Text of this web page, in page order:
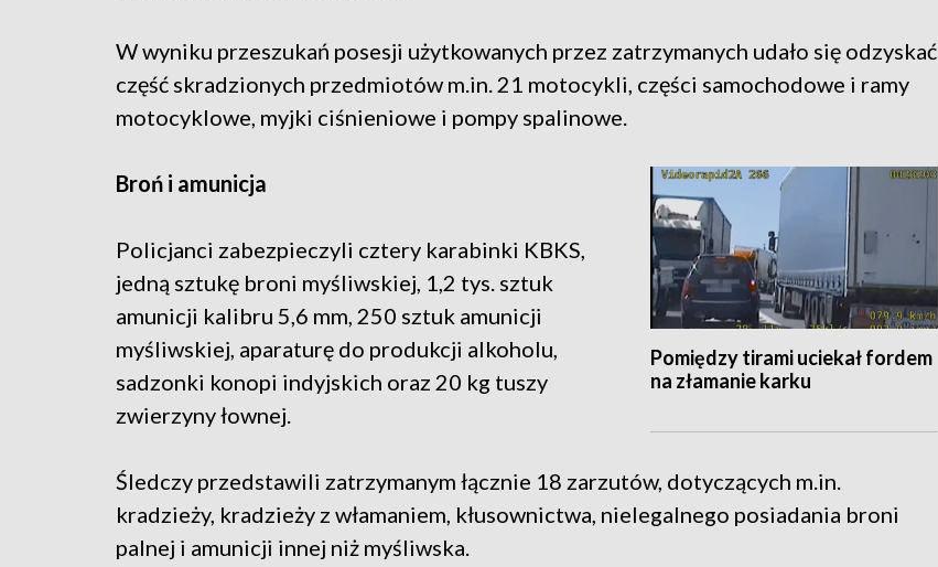
W wyniku przeszukań posesji użytkowanych przez zatrzymanych udało się odzyskać
część skradzionych przedmiotów m.in. 21 motocykli, części samochodowe i ramy
motocyklowe, myjki ciśnieniowe i pompy spalinowe.
Pomiędzy tirami uciekał fordem
na złamanie karku
Broń i amunicja
Policjanci zabezpieczyli cztery karabinki KBKS,
jedną sztukę broni myśliwskiej, 1,2 tys. sztuk
amunicji kalibru 5,6 mm, 250 sztuk amunicji
myśliwskiej, aparaturę do produkcji alkoholu,
sadzonki konopi indyjskich oraz 20 kg tuszy
zwierzyny łownej.
Śledczy przedstawili zatrzymanym łącznie 18 zarzutów, dotyczących m.in.
kradzieży, kradzieży z włamaniem, kłusownictwa, nielegalnego posiadania broni
palnej i amunicji innej niż myśliwska.